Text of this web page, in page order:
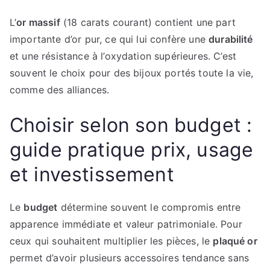
L’or massif(18 carats courant) contient une part
importante d’or pur, ce qui lui confère unedurabilité
et une résistance à l’oxydation supérieures. C’est
souvent le choix pour des bijoux portés toute la vie,
comme des alliances.
Choisir selon son budget :
guide pratique prix, usage
et investissement
Le budget détermine souvent le compromis entre
apparence immédiate et valeur patrimoniale. Pour
ceux qui souhaitent multiplier les pièces, le plaqué or
permet d’avoir plusieurs accessoires tendance sans